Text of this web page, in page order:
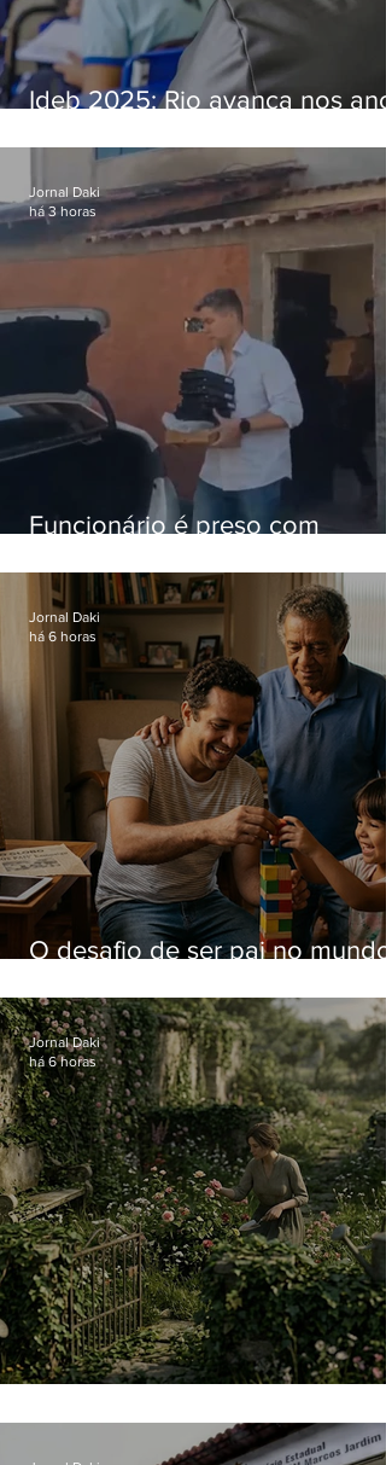
Ideb 2025: Rio avança nos
nacional
Funcionário é preso com
Hospital do Andaraí
Jornal Daki
há 3 horas
O desafio de ser pai no mundo
Jornal Daki
há 6 horas
Jornal Daki
há 6 horas